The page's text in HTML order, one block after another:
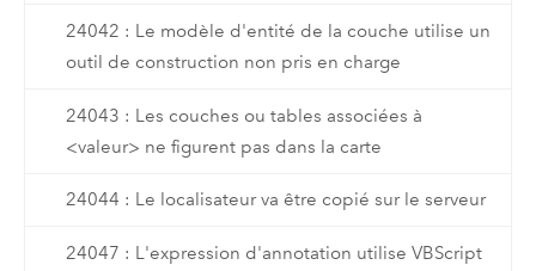
24042 : Le modèle d'entité de la couche utilise un
outil de construction non pris en charge
24043 : Les couches ou tables associées à
<valeur> ne figurent pas dans la carte
24044 : Le localisateur va être copié sur le serveur
24047 : L'expression d'annotation utilise VBScript